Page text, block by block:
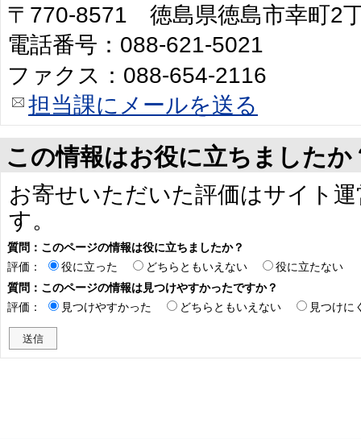
〒770-8571 徳島県徳島市幸町2
電話番号：088-621-5021
ファクス：088-654-2116
担当課にメールを送る
この情報はお役に立ちましたか
お寄せいただいた評価はサイト
す。
質問：このページの情報は役に立ちましたか？
評価：
役に立った どちらともいえない
役に立たない
質問：このページの情報は見つけやすかったですか？
評価：
見つけやすかった どちらともいえない 見つけに